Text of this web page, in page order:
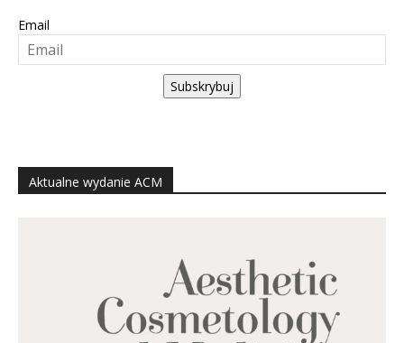
Email
Subskrybuj
Aktualne wydanie ACM